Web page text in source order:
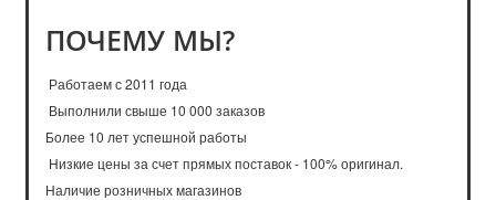
ПОЧЕМУ МЫ?
Работаем с 2011 года
Выполнили свыше 10 000 заказов
Более 10 лет успешной работы
Низкие цены за счет прямых поставок - 100% оригинал.
Наличие розничных магазинов